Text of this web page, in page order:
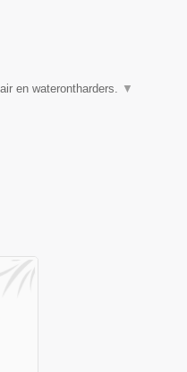
en waterontharders. ▼